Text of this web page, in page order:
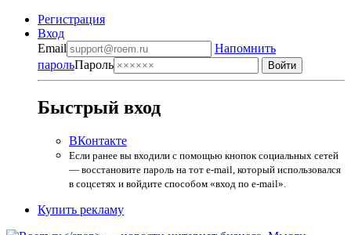
Регистрация
Вход
Email
Напомнить
парольПароль
Быстрый вход
ВКонтакте
Если ранее вы входили с помощью кнопок социальных сетей
— восстановите пароль на тот e-mail, который использовался
в соцсетях и войдите способом «вход по e-mail».
Купить рекламу